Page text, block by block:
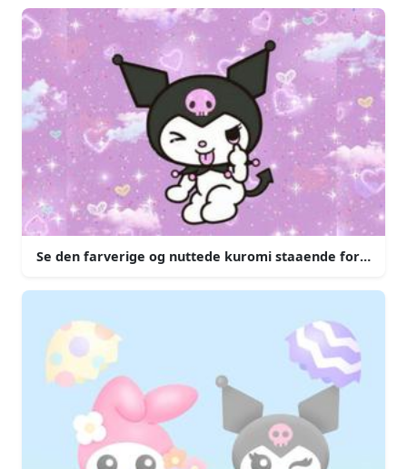
Se den farverige og nuttede kuromi staaende foran en